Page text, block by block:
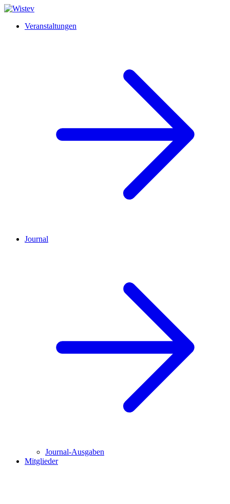
Veranstaltungen
Journal
Journal-Ausgaben
Mitglieder